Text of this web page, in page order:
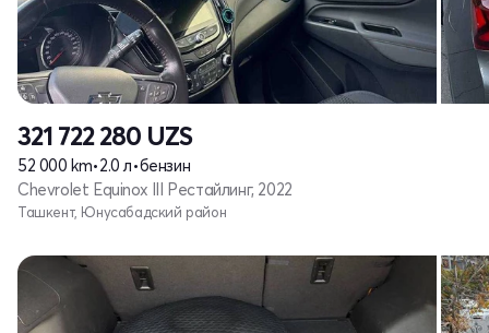
321 722 280 UZS
52 000 km•2.0 л•бензин
Chevrolet Equinox III Рестайлинг, 2022
Ташкент, Юнусабадский район